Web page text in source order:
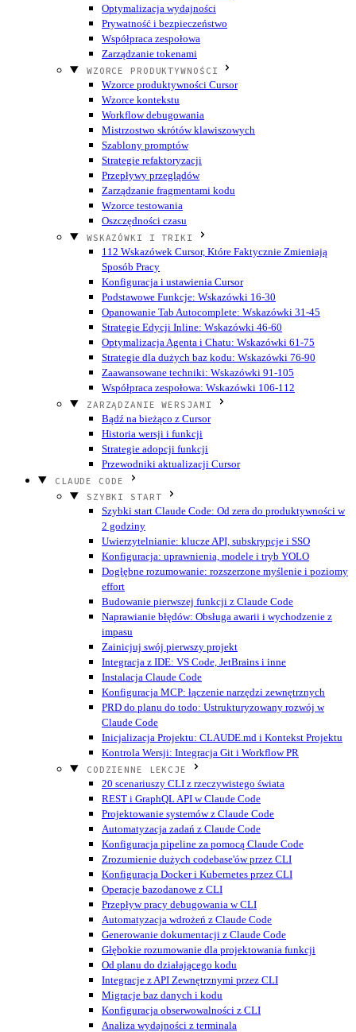
Optymalizacja wydajności
Prywatność i bezpieczeństwo
Współpraca zespołowa
Zarządzanie tokenami
WZORCE PRODUKTYWNOŚCI
Wzorce produktywności Cursor
Wzorce kontekstu
Workflow debugowania
Mistrzostwo skrótów klawiszowych
Szablony promptów
Strategie refaktoryzacji
Przepływy przeglądów
Zarządzanie fragmentami kodu
Wzorce testowania
Oszczędności czasu
WSKAZÓWKI I TRIKI
112 Wskazówek Cursor, Które Faktycznie Zmieniają
Sposób Pracy
Konfiguracja i ustawienia Cursor
Podstawowe Funkcje: Wskazówki 16-30
Opanowanie Tab Autocomplete: Wskazówki 31-45
Strategie Edycji Inline: Wskazówki 46-60
Optymalizacja Agenta i Chatu: Wskazówki 61-75
Strategie dla dużych baz kodu: Wskazówki 76-90
Zaawansowane techniki: Wskazówki 91-105
Współpraca zespołowa: Wskazówki 106-112
ZARZĄDZANIE WERSJAMI
Bądź na bieżąco z Cursor
Historia wersji i funkcji
Strategie adopcji funkcji
Przewodniki aktualizacji Cursor
CLAUDE CODE
SZYBKI START
Szybki start Claude Code: Od zera do produktywności w
2 godziny
Uwierzytelnianie: klucze API, subskrypcje i SSO
Konfiguracja: uprawnienia, modele i tryb YOLO
Dogłębne rozumowanie: rozszerzone myślenie i poziomy
effort
Budowanie pierwszej funkcji z Claude Code
Naprawianie błędów: Obsługa awarii i wychodzenie z
impasu
Zainicjuj swój pierwszy projekt
Integracja z IDE: VS Code, JetBrains i inne
Instalacja Claude Code
Konfiguracja MCP: łączenie narzędzi zewnętrznych
PRD do planu do todo: Ustrukturyzowany rozwój w
Claude Code
Inicjalizacja Projektu: CLAUDE.md i Kontekst Projektu
Kontrola Wersji: Integracja Git i Workflow PR
CODZIENNE LEKCJE
20 scenariuszy CLI z rzeczywistego świata
REST i GraphQL API w Claude Code
Projektowanie systemów z Claude Code
Automatyzacja zadań z Claude Code
Konfiguracja pipeline za pomocą Claude Code
Zrozumienie dużych codebase'ów przez CLI
Konfiguracja Docker i Kubernetes przez CLI
Operacje bazodanowe z CLI
Przepływ pracy debugowania w CLI
Automatyzacja wdrożeń z Claude Code
Generowanie dokumentacji z Claude Code
Głębokie rozumowanie dla projektowania funkcji
Od planu do działającego kodu
Integracje z API Zewnętrznymi przez CLI
Migracje baz danych i kodu
Konfiguracja obserwowalności z CLI
Analiza wydajności z terminala